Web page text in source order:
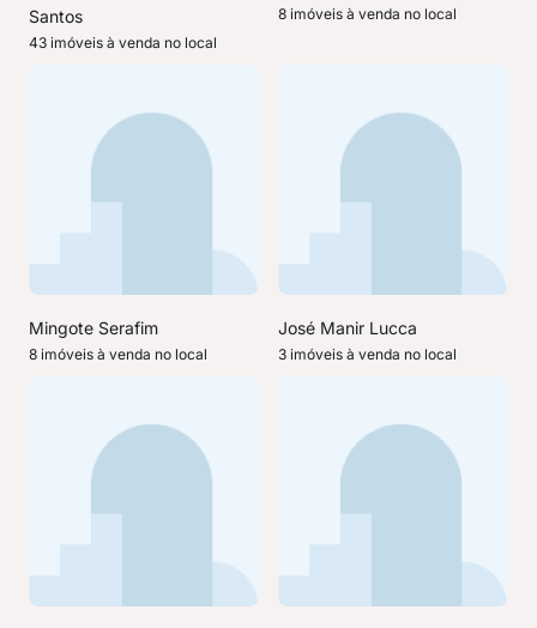
Santos
43 imóveis à venda no local
8 imóveis à venda no local
Mingote Serafim
8 imóveis à venda no local
José Manir Lucca
3 imóveis à venda no local